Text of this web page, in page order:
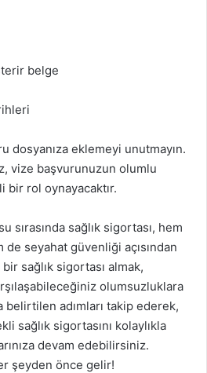
belge
dosyanıza eklemeyi unutmayın.
vize başvurunuzun olumlu
bir rol oynayacaktır.
sırasında sağlık sigortası, hem
seyahat güvenliği açısından
sağlık sigortası almak,
olumsuzluklara
belirtilen adımları takip ederek,
sağlık sigortasını kolaylıkla
devam edebilirsiniz.
şeyden önce gelir!